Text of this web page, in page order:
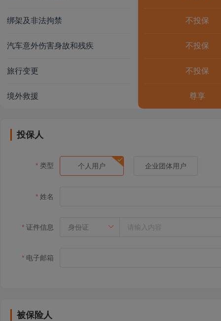
绑架及非法拘禁
汽车意外伤害身故和残疾
旅行变更
境外救援
不投保
不投保
不投保
尊享
投保人
类型 个人用户 企业团体用户
姓名
证件信息
电子邮箱
被保险人